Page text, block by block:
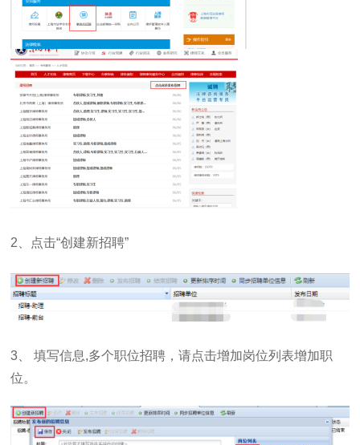
2、点击“创建新招聘”
3、 填写信息,多个职位招聘，请点击增加岗位列表增加职
位。